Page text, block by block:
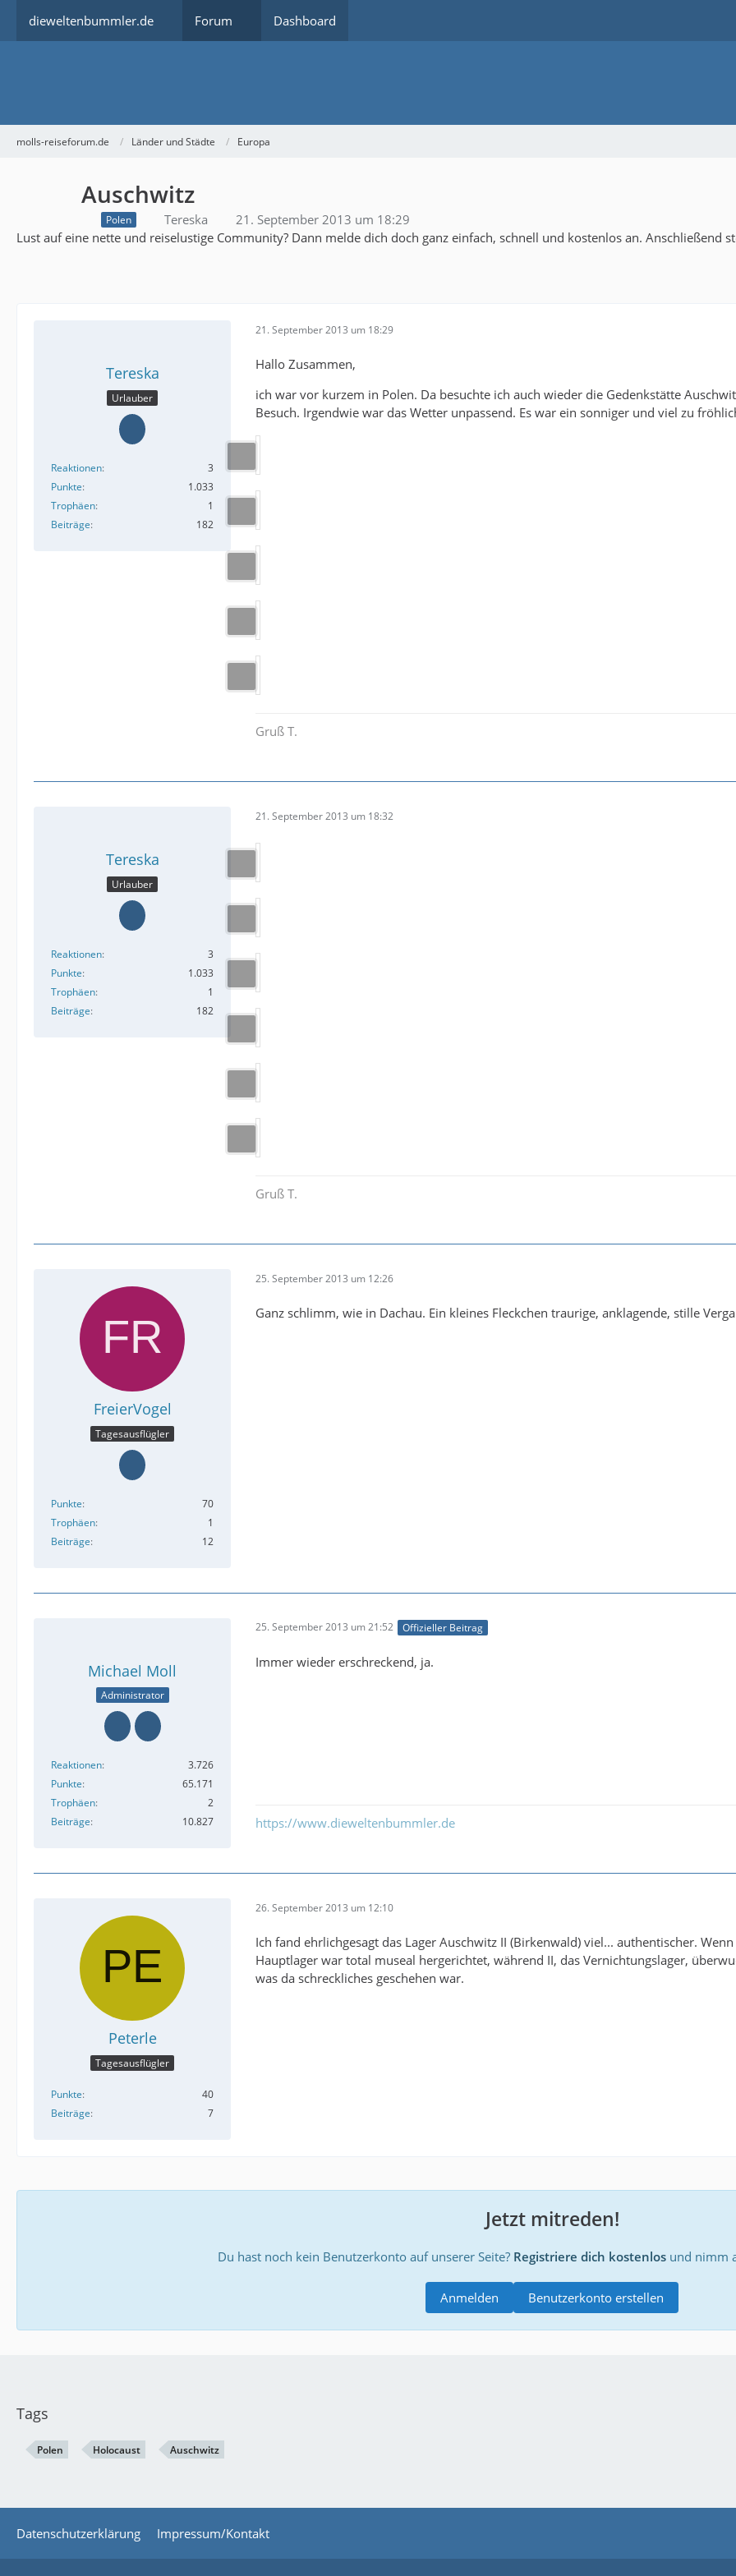
dieweltenbummler.de Forum Dashboard
molls-reiseforum.de Länder und Städte Europa
Auschwitz
Polen Tereska
21. September 2013 um 18:29
Lust auf eine nette und reiselustige Community? Dann melde dich doch ganz einfach, schnell und kostenlos an. Anschließend
Tereska
Urlauber
Reaktionen
3
Punkte
1.033
Trophäen
1
Beiträge
182
21. September 2013 um 18:29
Hallo Zusammen,
ich war vor kurzem in Polen. Da besuchte ich auch wieder die Gedenkstätte
Besuch. Irgendwie war das Wetter unpassend. Es war ein sonniger und viel zu
Gruß T.
Tereska
Urlauber
Reaktionen
3
Punkte
1.033
Trophäen
1
Beiträge
182
21. September 2013 um 18:32
Gruß T.
FreierVogel
Tagesausflügler
Punkte
70
Trophäen
1
Beiträge
12
25. September 2013 um 12:26
Ganz schlimm, wie in Dachau. Ein kleines Fleckchen traurige, anklagende, stille
Michael Moll
Administrator
Reaktionen
3.726
Punkte
65.171
Trophäen
2
Beiträge
10.827
25. September 2013 um 21:52 Offizieller Beitrag
Immer wieder erschreckend, ja.
https://www.dieweltenbummler.de
Peterle
Tagesausflügler
Punkte
40
Beiträge
7
26. September 2013 um 12:10
Ich fand ehrlichgesagt das Lager Auschwitz II (Birkenwald) viel... authentischer.
Hauptlager war total museal hergerichtet, während II, das Vernichtungslager,
was da schreckliches geschehen war.
Jetzt mitreden!
Du hast noch kein Benutzerkonto auf unserer Seite? Registriere dich kostenlos und nimm
Benutzerkonto erstellen
Anmelden
Tags
Polen Holocaust Auschwitz
Datenschutzerklärung Impressum/Kontakt